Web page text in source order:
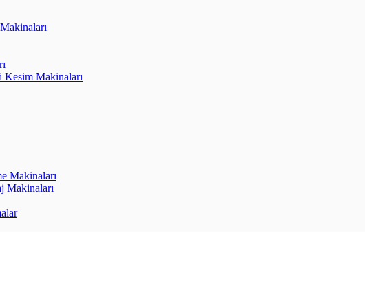
Kesim Makinaları
Makinaları
Makinaları